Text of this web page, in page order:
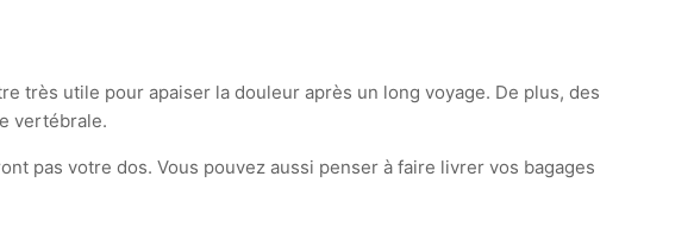
très utile pour apaiser la douleur après un long voyage. De plus, des
vertébrale.
pas votre dos. Vous pouvez aussi penser à faire livrer vos bagages